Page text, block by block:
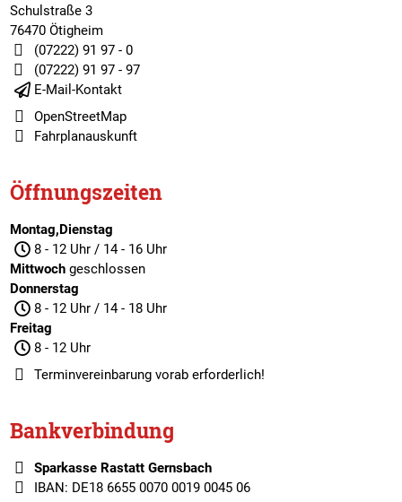
Schulstraße 3
76470 Ötigheim
(07222) 91 97 - 0
(07222) 91 97 - 97
E-Mail-Kontakt
OpenStreetMap
Fahrplanauskunft
Öffnungszeiten
Montag,Dienstag
8 - 12 Uhr / 14 - 16 Uhr
Mittwochgeschlossen
Donnerstag
8 - 12 Uhr / 14 - 18 Uhr
Freitag
8 - 12 Uhr
Terminvereinbarungvorab erforderlich!
Bankverbindung
Sparkasse Rastatt Gernsbach
IBAN: DE18 6655 0070 0019 0045 06